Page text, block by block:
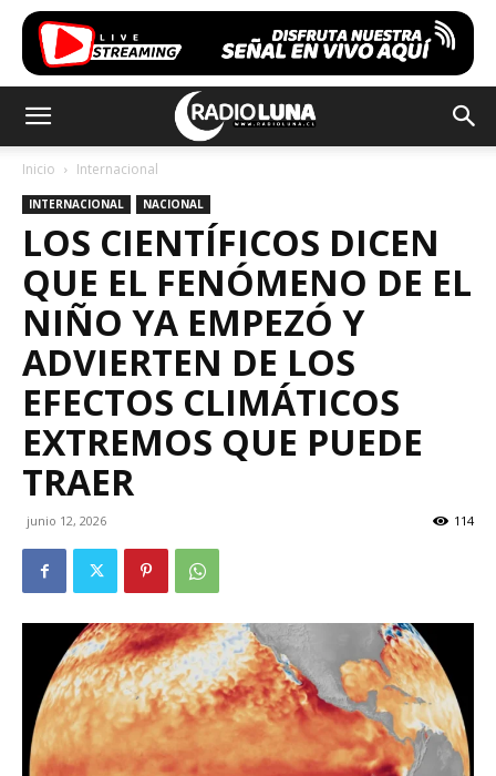
Inicio Internacional
INTERNACIONAL NACIONAL
LOS CIENTÍFICOS DICEN
QUE EL FENÓMENO DE EL
NIÑO YA EMPEZÓ Y
ADVIERTEN DE LOS
EFECTOS CLIMÁTICOS
EXTREMOS QUE PUEDE
TRAER
junio 12, 2026 114